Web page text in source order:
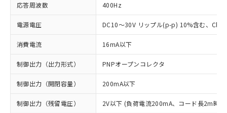
応答周波数 400Hz
電源電圧 DC10～30V リップル(p-p) 10%含む、
消費電流 16mA以下
制御出力（出力形式） PNPオープンコレクタ
制御出力（開閉容量） 200mA以下
制御出力（残留電圧） 2V以下 (負荷電流200mA、コード長2m時)